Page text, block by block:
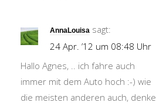
AnnaLouisa sagt:
24 Apr. ’12 um 08:48 Uhr
Hallo Agnes, .. ich fahre auch
immer mit dem Auto hoch :-) wie
die meisten anderen auch, denke